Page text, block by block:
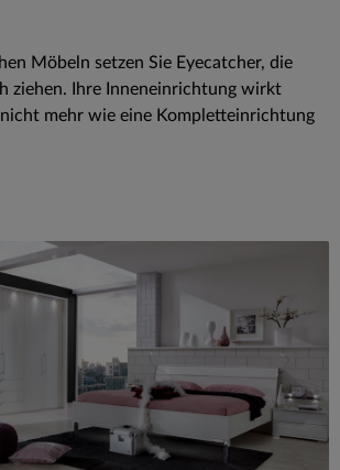
Möbeln setzen Sie Eyecatcher, die
ziehen. Ihre Inneneinrichtung wirkt
mehr wie eine Kompletteinrichtung